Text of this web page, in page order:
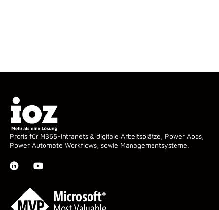
Profis für M365-Intranets & digitale Arbeitsplätze, Power Apps,
Power Automate Workflows, sowie Managementsysteme.